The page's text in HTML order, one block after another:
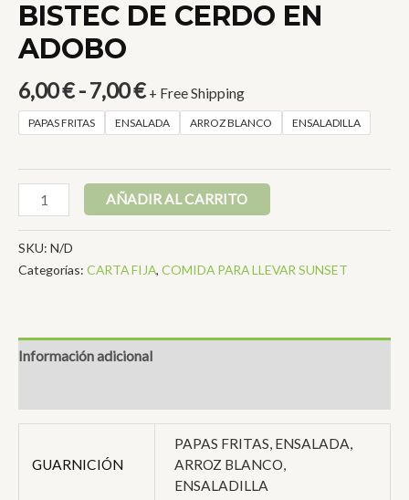
BISTEC DE CERDO EN
ADOBO
6,00€-7,00€Rango
de
precios:
6,00 €
hasta
7,00 €
+ Free Shipping
PAPAS FRITAS ENSALADA ARROZ BLANCO ENSALADILLA
BISTEC
DE
ADOBO
AÑADIR AL CARRITO
SKU: N/D
Categorías: CARTA FIJA, COMIDA PARA LLEVAR SUNSET
Información adicional
GUARNICIÓN
PAPAS FRITAS, ENSALADA,
ARROZ BLANCO,
ENSALADILLA